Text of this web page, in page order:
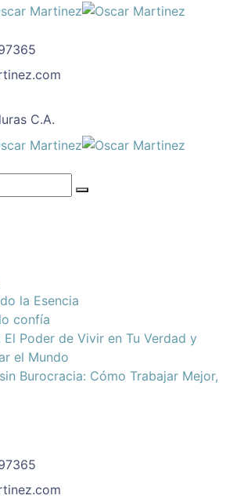
C.A.
la Esencia
confía
Poder de Vivir en Tu Verdad y
el Mundo
Burocracia: Cómo Trabajar Mejor,